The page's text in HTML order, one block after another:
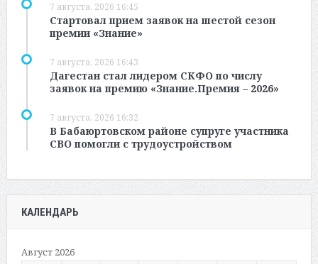
7 августа, 2026 16:45
Стартовал прием заявок на шестой сезон
премии «Знание»
7 августа, 2026 16:43
Дагестан стал лидером СКФО по числу
заявок на премию «Знание.Премия – 2026»
7 августа, 2026 16:32
В Бабаюртовском районе супруге участника
СВО помогли с трудоустройством
КАЛЕНДАРЬ
Август 2026